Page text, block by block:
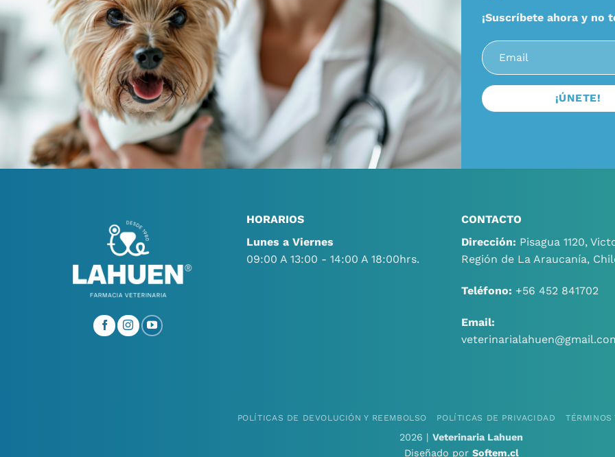
¡Suscríbete ahora y no
HORARIOS
Lunes a Viernes
09:00 A 13:00 - 14:00 A 18:00hrs.
CONTACTO
Dirección: Pisagua 1120,
Región de La Araucanía,
Teléfono: +56 452 841702
Email:
POLÍTICAS DE DEVOLUCIÓN Y REEMBOLSO POLÍTICAS DE PRIVACIDAD TÉRMINOS
2026 | Veterinaria Lahuen
Diseñado por Softem.cl